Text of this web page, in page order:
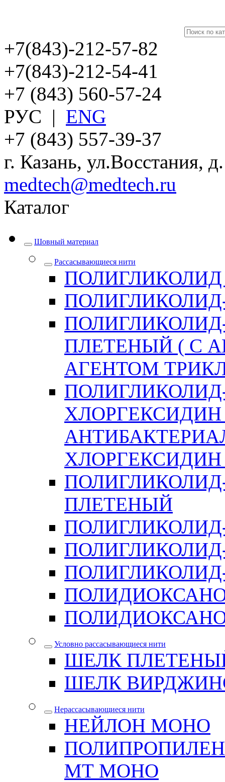
+7(843)-212-57-82
+7(843)-212-54-41
+7 (843) 560-57-24
РУС | ENG
+7 (843) 557-39-37
г. Казань, ул.Восстания,
medtech@medtech.ru
Каталог
Шовный материал
Рассасывающиеся нити
ПЛЕТЕНЫЙ ( С
АГЕНТОМ
ХЛОРГЕКСИДИН
ПЛЕТЕНЫЙ
Условно рассасывающиеся нити
ШЕЛК
ШЕЛК
Нерассасывающиеся нити
НЕЙЛОН МОНО
МТ МОНО